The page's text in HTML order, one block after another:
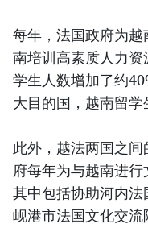
每年，法国政府为
南培训高素质人力
学生人数增加了约
大目的国，越南留学
此外，越法两国之
府每年为与越南进行
其中包括协助河内
岘港市法国文化交